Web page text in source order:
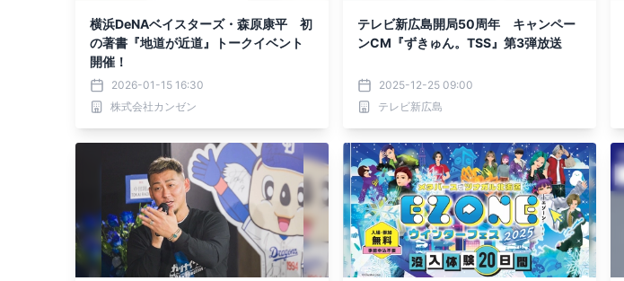
横浜DeNAベイスターズ・森原康平 初
の著書『地道が近道』トークイベント
開催！
2026-01-15 16:30
株式会社カンゼン
テレビ新広島開局50周年 キャンペー
ンCM『ずきゅん。TSS』第3弾放送
2025-12-25 09:00
テレビ新広島